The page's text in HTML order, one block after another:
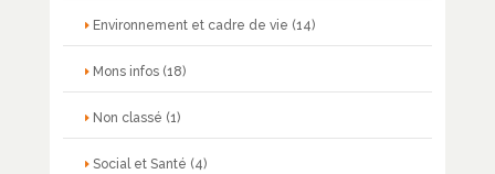
Environnement et cadre de vie (14)
Mons infos(18)
Non classé (1)
Social et Santé (4)